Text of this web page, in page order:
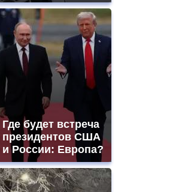
Где будет встреча
президентов США
и России: Европа?